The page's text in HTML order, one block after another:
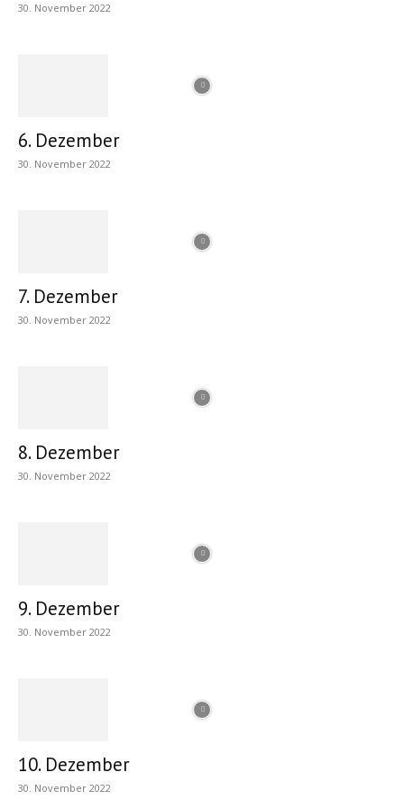
30. November 2022
6. Dezember
30. November 2022
7. Dezember
30. November 2022
8. Dezember
30. November 2022
9. Dezember
30. November 2022
10. Dezember
30. November 2022